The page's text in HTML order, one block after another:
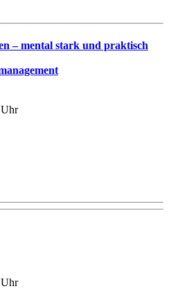
– mental stark und praktisch